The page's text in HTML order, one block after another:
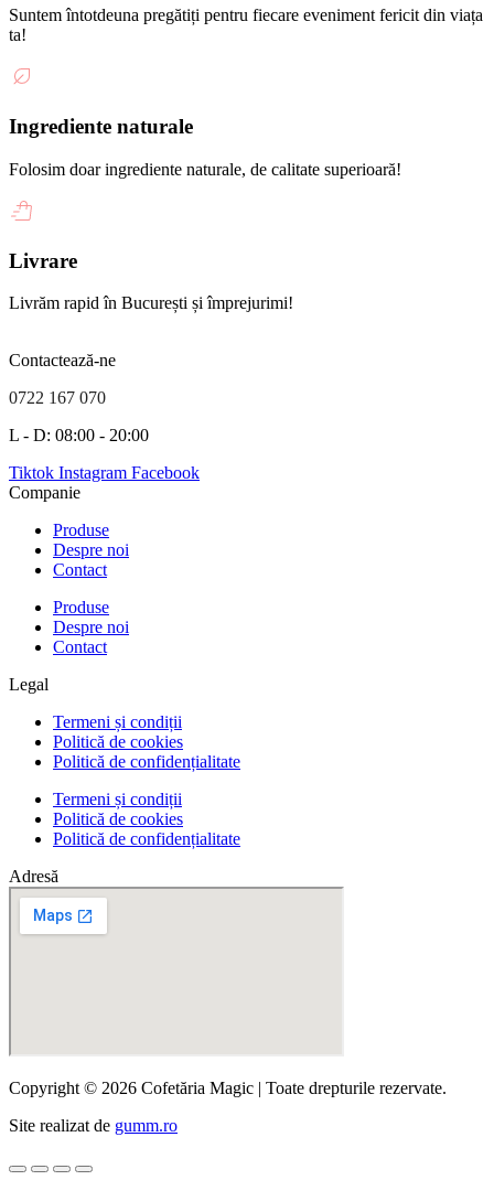
Suntem întotdeuna pregătiți pentru fiecare eveniment fericit din viața
ta!
Ingrediente naturale
Folosim doar ingrediente naturale, de calitate superioară!
Livrare
Livrăm rapid în București și împrejurimi!
Contactează-ne
0722 167 070
L - D: 08:00 - 20:00
Tiktok Instagram Facebook
Companie
Produse
Despre noi
Contact
Produse
Despre noi
Contact
Legal
Termeni și condiții
Politică de cookies
Politică de confidențialitate
Termeni și condiții
Politică de cookies
Politică de confidențialitate
Adresă
Copyright © 2026 Cofetăria Magic | Toate drepturile rezervate.
Site realizat de gumm.ro